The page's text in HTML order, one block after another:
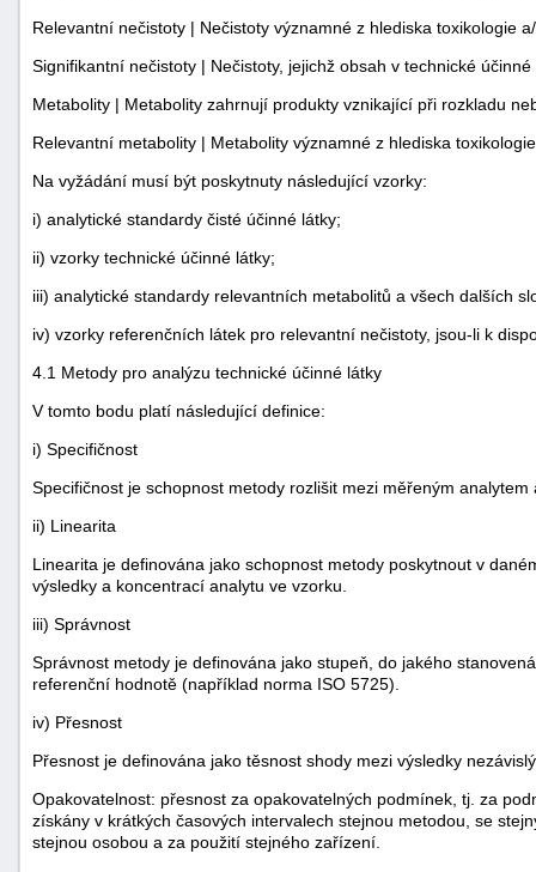
Relevantní nečistoty | Nečistoty významné z hlediska toxikologie
Signifikantní nečistoty | Nečistoty, jejichž obsah v technické
Metabolity | Metabolity zahrnují produkty vznikající při rozkladu
Relevantní metabolity | Metabolity významné z hlediska
Na vyžádání musí být poskytnuty následující vzorky:
i) analytické standardy čisté účinné látky;
ii) vzorky technické účinné látky;
iii) analytické standardy relevantních metabolitů a všech dalších
iv) vzorky referenčních látek pro relevantní nečistoty, jsou-li k
4.1 Metody pro analýzu technické účinné látky
V tomto bodu platí následující definice:
i) Specifičnost
Specifičnost je schopnost metody rozlišit mezi měřeným
ii) Linearita
Linearita je definována jako schopnost metody poskytnout v
výsledky a koncentrací analytu ve vzorku.
iii) Správnost
Správnost metody je definována jako stupeň, do jakého
referenční hodnotě (například norma ISO 5725).
iv) Přesnost
Přesnost je definována jako těsnost shody mezi výsledky
Opakovatelnost: přesnost za opakovatelných podmínek, tj. za
získány v krátkých časových intervalech stejnou metodou, se
stejnou osobou a za použití stejného zařízení.